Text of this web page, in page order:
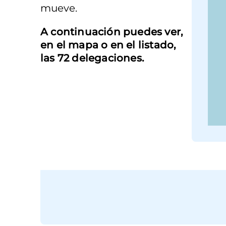
mueve.
A continuación puedes ver,
en el mapa o en el listado,
las 72 delegaciones.